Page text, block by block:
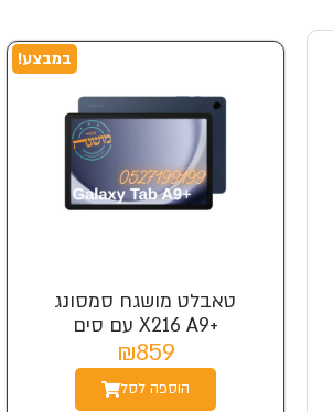
במבצע!
טאבלט מושגח סמסונג
+X216 A9 עם סים
₪859
הוספה לסל